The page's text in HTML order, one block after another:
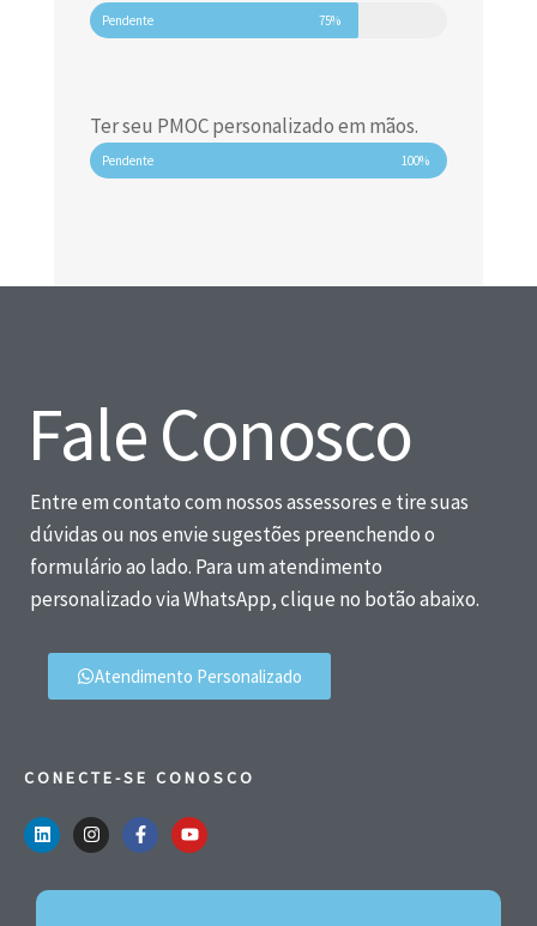
Pendente 75%
Ter seu PMOC personalizado em mãos.
Pendente 100%
Fale Conosco
Entre em contato com nossos assessores e tire suas
dúvidas ou nos envie sugestões preenchendo o
formulário ao lado. Para um atendimento
personalizado via WhatsApp, clique no botão abaixo.
Atendimento Personalizado
CONECTE-SE CONOSCO